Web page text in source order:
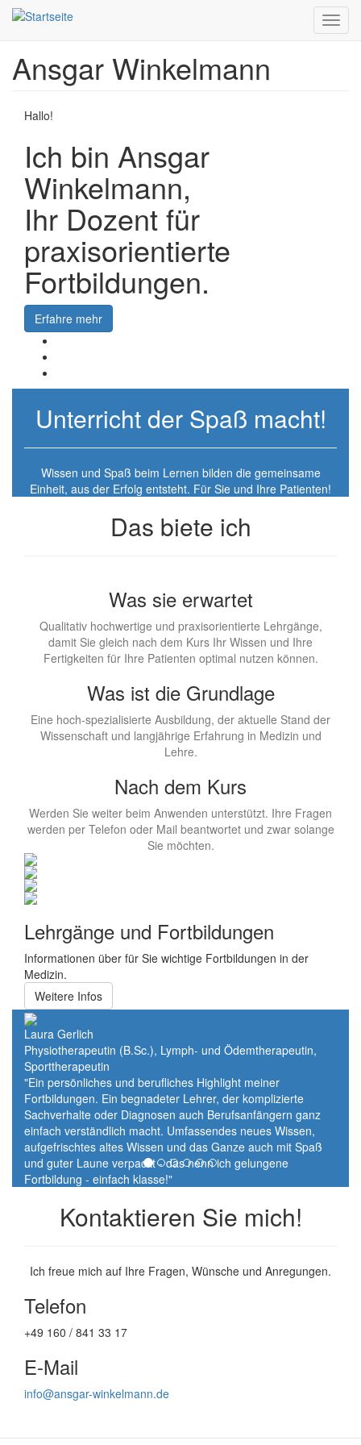
Direkt
zum
Ansgar Winkelmann
Hallo!
Ich bin Ansgar
Winkelmann,
Ihr Dozent für
praxisorientierte
Fortbildungen.
Erfahre mehr
Unterricht der Spaß macht!
Wissen und Spaß beim Lernen bilden die gemeinsame
Einheit, aus der Erfolg entsteht. Für Sie und Ihre Patienten!
Das biete ich
Was sie erwartet
Qualitativ hochwertige und praxisorientierte Lehrgänge,
damit Sie gleich nach dem Kurs Ihr Wissen und Ihre
Fertigkeiten für Ihre Patienten optimal nutzen können.
Was ist die Grundlage
Eine hoch-spezialisierte Ausbildung, der aktuelle Stand der
Wissenschaft und langjährige Erfahrung in Medizin und
Lehre.
Nach dem Kurs
Werden Sie weiter beim Anwenden unterstützt. Ihre Fragen
werden per Telefon oder Mail beantwortet und zwar solange
Sie möchten.
Lehrgänge und Fortbildungen
Informationen über für Sie wichtige Fortbildungen in der
Medizin.
Weitere Infos
Laura Gerlich
Physiotherapeutin (B.Sc.), Lymph- und Ödemtherapeutin,
Sporttherapeutin
"Ein persönliches und berufliches Highlight meiner
Fortbildungen. Ein begnadeter Lehrer, der komplizierte
Sachverhalte oder Diagnosen auch Berufsanfängern ganz
einfach verständlich macht. Umfassendes neues Wissen,
aufgefrischtes altes Wissen und das Ganze auch mit Spaß
und guter Laune verpackt - das nenn ich gelungene
Fortbildung - einfach klasse!"
Kontaktieren Sie mich!
Ich freue mich auf Ihre Fragen, Wünsche und Anregungen.
Telefon
+49 160 / 841 33 17
E-Mail
info@ansgar-winkelmann.de